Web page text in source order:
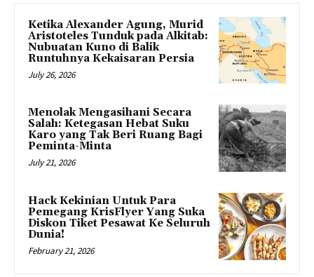
Ketika Alexander Agung, Murid
Aristoteles Tunduk pada Alkitab:
Nubuatan Kuno di Balik
Runtuhnya Kekaisaran Persia
July 26, 2026
Menolak Mengasihani Secara
Salah: Ketegasan Hebat Suku
Karo yang Tak Beri Ruang Bagi
Peminta-Minta
July 21, 2026
Hack Kekinian Untuk Para
Pemegang KrisFlyer Yang Suka
Diskon Tiket Pesawat Ke Seluruh
Dunia!
February 21, 2026